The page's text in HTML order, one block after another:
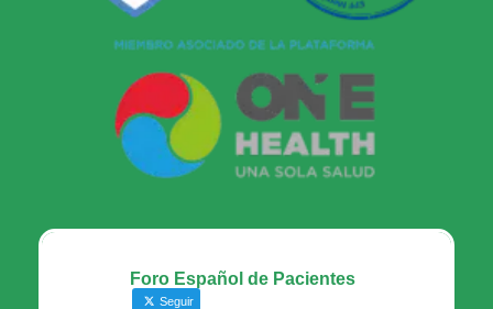
Foro Español de Pacientes
Seguir